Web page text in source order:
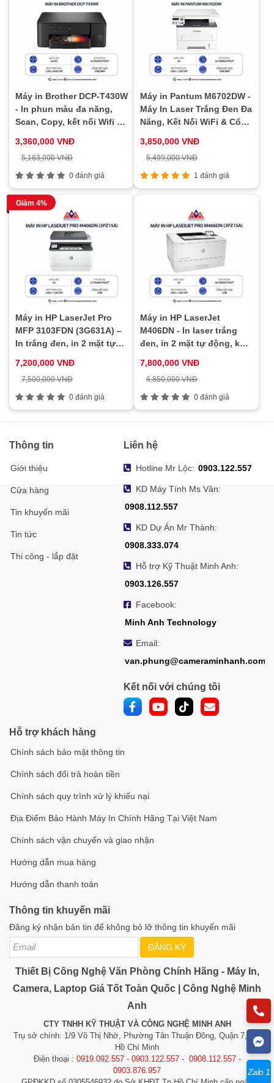
Máy in Brother DCP-T430W
- In phun màu đa năng,
Scan, Copy, kết nối Wifi &
3,360,000 VNĐ
5,163,000 VNĐ
0 đánh giá
Máy in Pantum M6702DW -
Máy In Laser Trắng Đen Đa
Năng, Kết Nối WiFi & Cổng
Qua Điện Thoại
3,850,000 VNĐ
5,499,000 VNĐ
1 đánh giá
Giảm 4%
Máy in HP LaserJet Pro
MFP 3103FDN (3G631A) –
In trắng đen, in 2 mặt tự
nối mạng LAN
7,200,000 VNĐ
7,500,000 VNĐ
0 đánh giá
Máy in HP LaserJet
M406DN - In laser trắng
đen, in 2 mặt tự động, kết
7,800,000 VNĐ
6,850,000 VNĐ
0 đánh giá
Thông tin
Giới thiệu
Cửa hàng
Tin khuyến mãi
Tin tức
Thi công - lắp đặt
Liên hệ
Hotline Mr Lộc: 0903.122.557
KD Máy Tính Ms Vân:
0908.112.557
KD Dự Án Mr Thành:
0908.333.074
Hỗ trợ Kỹ Thuật Minh Anh:
0903.126.557
Facebook:
Minh Anh Technology
Email:
van.phung@cameraminhanh.com
Kết nối với chúng tôi
Hỗ trợ khách hàng
Chính sách bảo mật thông tin
Chính sách đổi trả hoàn tiền
Chính sách quy trình xử lý khiếu nại
Địa Điểm Bảo Hành Máy In Chính Hãng Tại Việt Nam
Chính sách vận chuyển và giao nhận
Hướng dẫn mua hàng
Hướng dẫn thanh toán
Thông tin khuyến mãi
Đăng ký nhận bản tin để không bỏ lỡ thông tin khuyến mãi
ĐĂNG KÝ
Thiết Bị Công Nghệ Văn Phòng Chính Hãng - Máy In,
Camera, Laptop Giá Tốt Toàn Quốc | Công Nghệ Minh
Anh
CTY TNHH KỸ THUẬT VÀ CÔNG NGHỆ MINH ANH
Trụ sở chính: 1/9 Võ Thị Nhờ, Phường Tân Thuận Đông, Quận 7, TP.
Hồ Chí Minh
Điện thoại : 0919.092.557 - 0903.122.557 - 0908.112.557 -
0903.876.957
Zalo 1